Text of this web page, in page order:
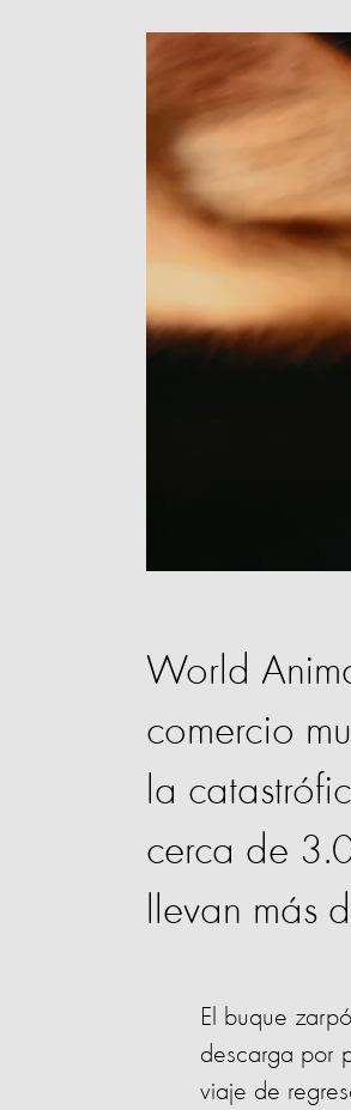
World
comercio
la
cerca de
llevan más
El buque
descarga por
viaje de